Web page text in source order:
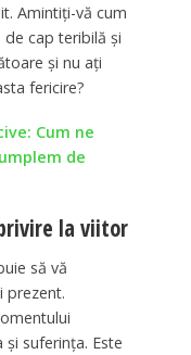
Amintiți-vă cum
cap teribilă și
și nu ați
fericire?
Cum ne
de
la viitor
să vă
prezent.
suferința. Este